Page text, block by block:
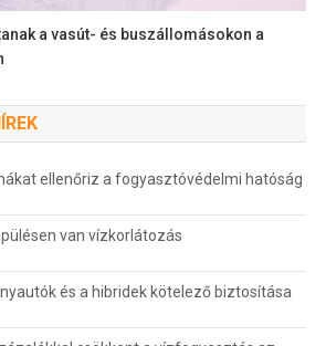
a vasút- és buszállomásokon a
ellenőriz a fogyasztóvédelmi hatóság
van vízkorlátozás
és a hibridek kötelező biztosítása